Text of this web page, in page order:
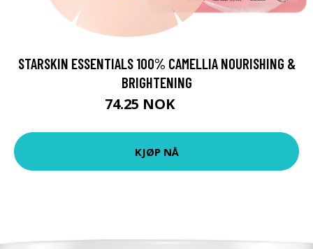
STARSKIN ESSENTIALS 100% CAMELLIA NOURISHING &
BRIGHTENING
74.25 NOK
KJØP NÅ